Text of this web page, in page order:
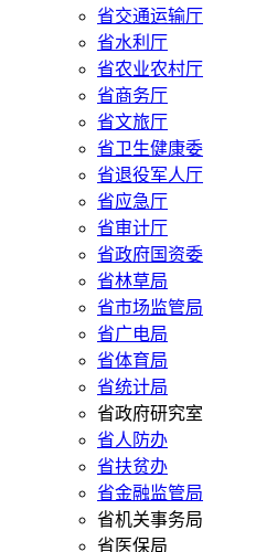
省交通运输厅
省水利厅
省农业农村厅
省商务厅
省文旅厅
省卫生健康委
省退役军人厅
省应急厅
省审计厅
省政府国资委
省林草局
省市场监管局
省广电局
省体育局
省统计局
省政府研究室
省人防办
省扶贫办
省金融监管局
省机关事务局
省医保局